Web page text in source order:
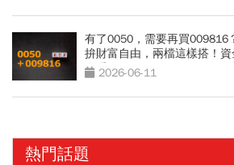
有了0050，需要再買009816
拚財富自由，兩檔這樣搭！
次看2026-06-11
熱門話題